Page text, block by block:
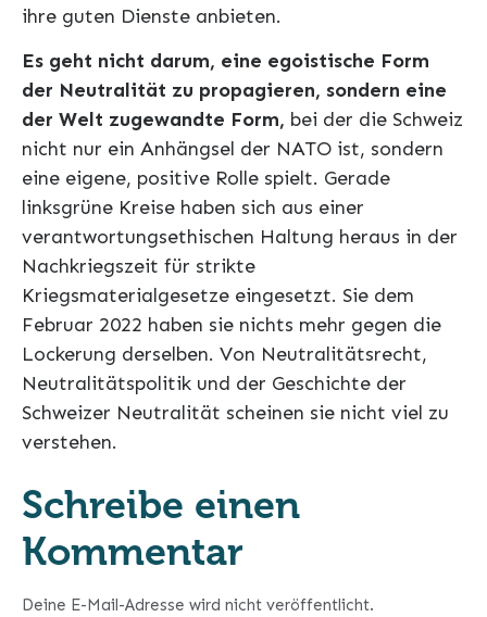
ihre guten Dienste anbieten.
Es geht nicht darum, eine egoistische Form
der Neutralität zu propagieren, sondern eine
der Welt zugewandte Form, bei der die Schweiz
nicht nur ein Anhängsel der NATO ist, sondern
eine eigene, positive Rolle spielt. Gerade
linksgrüne Kreise haben sich aus einer
verantwortungsethischen Haltung heraus in der
Nachkriegszeit für strikte
Kriegsmaterialgesetze eingesetzt. Sie dem
Februar 2022 haben sie nichts mehr gegen die
Lockerung derselben. Von Neutralitätsrecht,
Neutralitätspolitik und der Geschichte der
Schweizer Neutralität scheinen sie nicht viel zu
verstehen.
Schreibe einen
Kommentar
Deine E-Mail-Adresse wird nicht veröffentlicht.